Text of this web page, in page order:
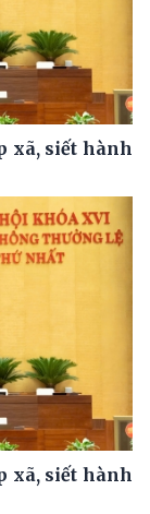
xã, siết hành
xã, siết hành